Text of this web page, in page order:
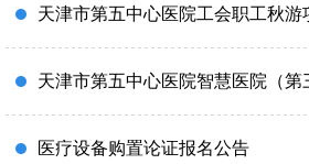
天津市第五中心医院工会职工秋游
天津市第五中心医院智慧医院（
医疗设备购置论证报名公告